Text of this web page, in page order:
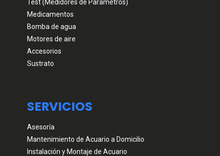
Test (Medidores de Parametros)
Medicamentos
Bomba de agua
Motores de aire
Accesorios
Sustrato
SERVICIOS
Asesoría
Mantenimiento de Acuario a Domicilio
Instalación y Montaje de Acuario